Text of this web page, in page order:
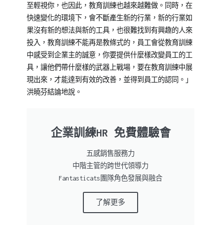
至輕視你，也因此，教育訓練也越來越難做。同時，在
快速變化的環境下，會不斷產生新的行業，新的行業如
果沒有新的想法與新的工具，也很難找到有興趣的人來
投入，教育訓練不能再是教條式的，員工會從教育訓練
中感受到企業主的誠意，你要提供什麼樣改變員工的工
具，讓他們帶什麼樣的武器上戰場，要在教育訓練中展
現出來，才能達到有效的改善，並得到員工的認同。」
洪曉芬結論地說。
企業訓練HR 免費體驗會
五感銷售服務力
中階主管的跨世代領導力
Fantasticats團隊角色發展與融合
了解更多